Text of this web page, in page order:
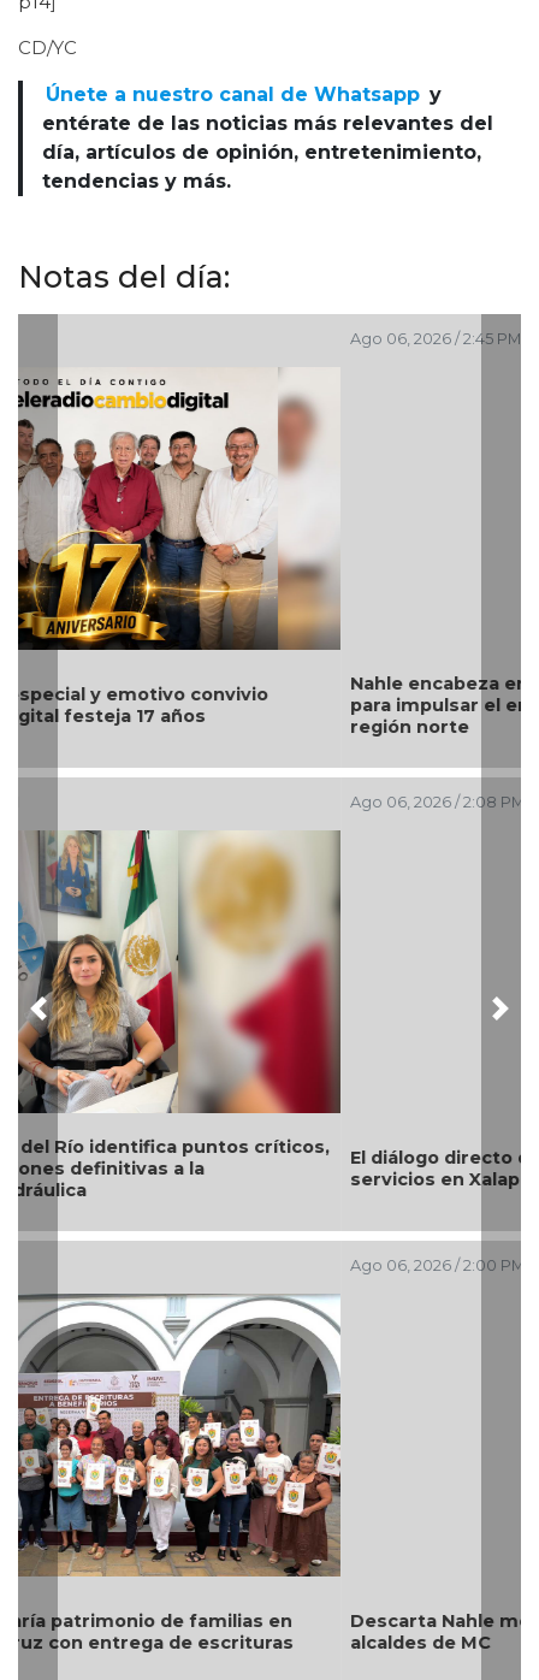
CD/YC
Únete a nuestro canal de Whatsapp y
entérate de las noticias más relevantes del
día, artículos de opinión, entretenimiento,
tendencias y más.
Notas del día:
Nahle encabeza en Poza Rica entrega de apoyos
para impulsar el emprendimiento y bienestar de la
región norte
El diálogo directo define las prioridades de obras y
servicios en Xalapa a través del Día del Pueblo
Descarta Nahle motivos políticos en desafuero de
alcaldes de MC
Previous